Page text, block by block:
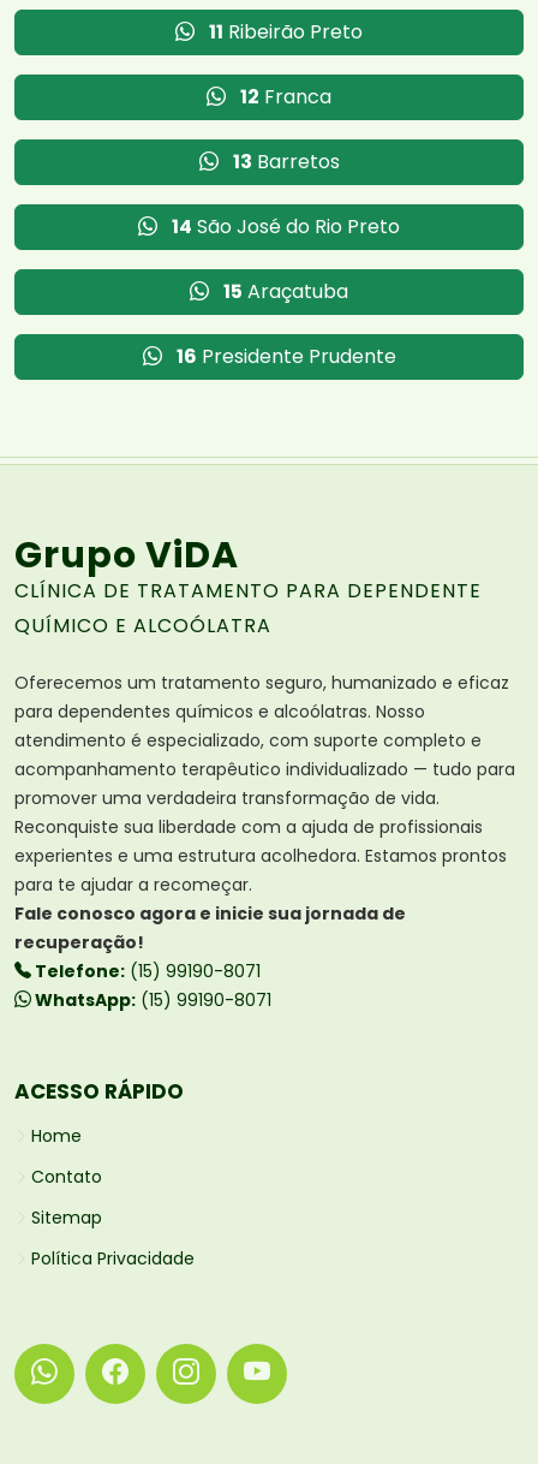
11 Ribeirão Preto
12 Franca
13 Barretos
14 São José do Rio Preto
15 Araçatuba
16 Presidente Prudente
Grupo ViDA
CLÍNICA DE TRATAMENTO PARA DEPENDENTE
QUÍMICO E ALCOÓLATRA
Oferecemos um tratamento seguro, humanizado e eficaz
para dependentes químicos e alcoólatras. Nosso
atendimento é especializado, com suporte completo e
acompanhamento terapêutico individualizado — tudo para
promover uma verdadeira transformação de vida.
Reconquiste sua liberdade com a ajuda de profissionais
experientes e uma estrutura acolhedora. Estamos prontos
para te ajudar a recomeçar.
Fale conosco agora e inicie sua jornada de
recuperação!
Telefone: (15) 99190-8071
WhatsApp: (15) 99190-8071
ACESSO RÁPIDO
Home
Contato
Sitemap
Política Privacidade